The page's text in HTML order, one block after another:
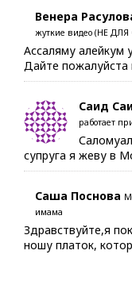
Венера
жуткие видео (НЕ
Ассаляму алейкум
Дайте пожалуйста
Саид
работает
супруга я жеву в
Саша Поснова
имама
Здравствуйте,я
ношу платок,